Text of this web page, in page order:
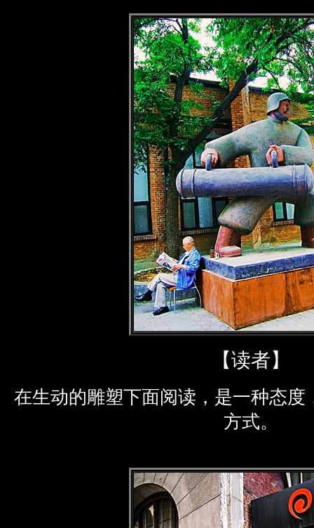
【读者】
在生动的雕塑下面阅读，是一种态度
方式。